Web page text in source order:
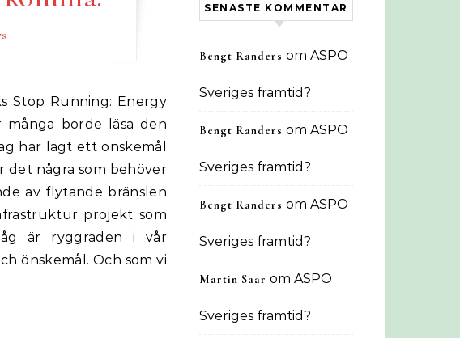
borde läsa den
har lagt ett önskemål
det några som behöver
av flytande bränslen
projekt som
är ryggraden i vår
önskemål. Och som vi
SENASTE KOMMENTAR
Bengt Randers om ASPO
Sveriges framtid?
Bengt Randers om ASPO
Sveriges framtid?
Bengt Randers om ASPO
Sveriges framtid?
Martin Saar om ASPO
Sveriges framtid?